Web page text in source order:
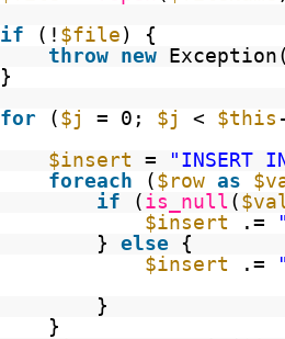
if (! $file ) {
throw new Exception(
}
for ( $j = 0; $j < $this
$insert = "INSERT
foreach ( $row as
if ( is_null (
$insert .=
} else
{
$insert .=
}
}